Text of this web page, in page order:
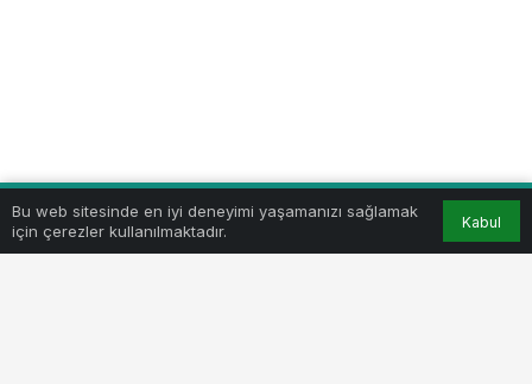
Bu web sitesinde en iyi deneyimi yaşamanızı sağlamak
için çerezler kullanılmaktadır.
Kabul